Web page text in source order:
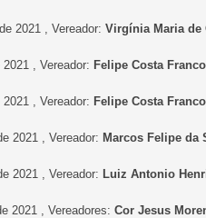
2021 , Vereador: Virgínia Maria de
, Vereador: Felipe Costa
, Vereador: Felipe Costa
2021 , Vereador: Marcos Felipe da
2021 , Vereador: Luiz Antonio
2021 , Vereadores: Cor Jesus